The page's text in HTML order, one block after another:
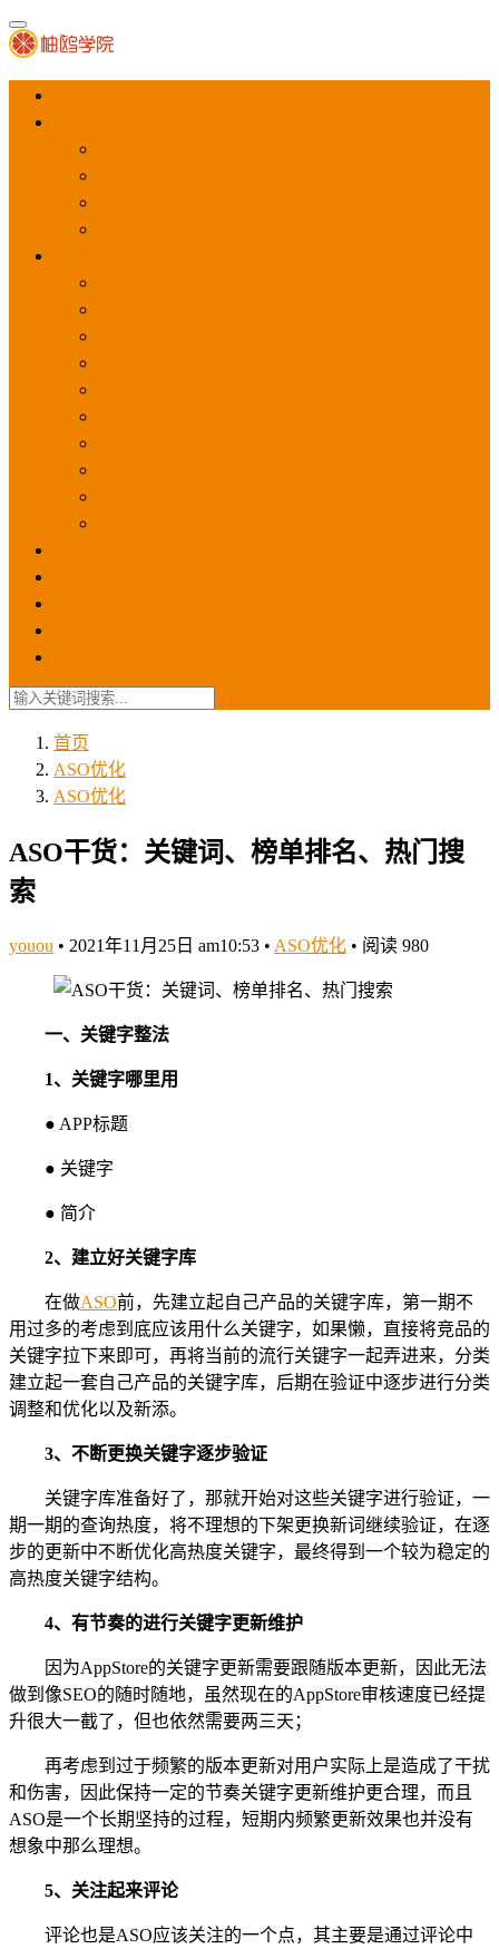
首页
ASO优化
ASO优化
ASO干货：关键词、榜单排名、热门搜
索
youou • 2021年11月25日 am10:53 • ASO优化 • 阅读 980
一、关键字整法
1、关键字哪里用
● APP标题
● 关键字
● 简介
2、建立好关键字库
在做ASO前，先建立起自己产品的关键字库，第一期不
用过多的考虑到底应该用什么关键字，如果懒，直接将竞品的
关键字拉下来即可，再将当前的流行关键字一起弄进来，分类
建立起一套自己产品的关键字库，后期在验证中逐步进行分类
调整和优化以及新添。
3、不断更换关键字逐步验证
关键字库准备好了，那就开始对这些关键字进行验证，一
期一期的查询热度，将不理想的下架更换新词继续验证，在逐
步的更新中不断优化高热度关键字，最终得到一个较为稳定的
高热度关键字结构。
4、有节奏的进行关键字更新维护
因为AppStore的关键字更新需要跟随版本更新，因此无法
做到像SEO的随时随地，虽然现在的AppStore审核速度已经提
升很大一截了，但也依然需要两三天；
再考虑到过于频繁的版本更新对用户实际上是造成了干扰
和伤害，因此保持一定的节奏关键字更新维护更合理，而且
ASO是一个长期坚持的过程，短期内频繁更新效果也并没有
想象中那么理想。
5、关注起来评论
评论也是ASO应该关注的一个点，其主要是通过评论中